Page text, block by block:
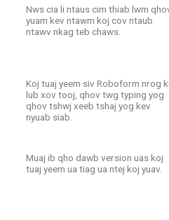
Nws cia li ntaus cim thiab lwm
yuam kev ntawm koj cov ntaub
ntawv nkag teb chaws.
Koj tuaj yeem siv Roboform nrog
lub xov tooj, qhov twg typing yog
qhov tshwj xeeb tshaj yog kev
nyuab siab.
Muaj ib qho dawb version uas koj
tuaj yeem ua tiag ua ntej koj yuav.